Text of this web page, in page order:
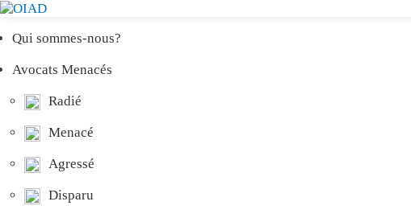
Qui sommes-nous?
Avocats Menacés
Radié
Menacé
Agressé
Disparu